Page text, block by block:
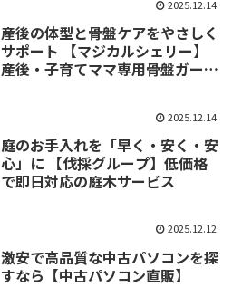
2025.12.14
産後の体型と骨盤ケアをやさしく
サポート 【マジカルシェリー】
産後・子育てママ専用骨盤ガード
2025.12.14
庭のお手入れを「早く・安く・安
心」に 【伐採グループ】低価格
で即日対応の庭木サービス
2025.12.12
激安で高品質な中古パソコンを探
すなら【中古パソコン直販】